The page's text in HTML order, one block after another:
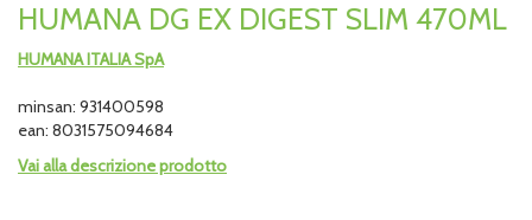
HUMANA DG EX DIGEST SLIM 470ML
HUMANA ITALIA SpA
minsan: 931400598
ean: 8031575094684
Vai alla descrizione prodotto